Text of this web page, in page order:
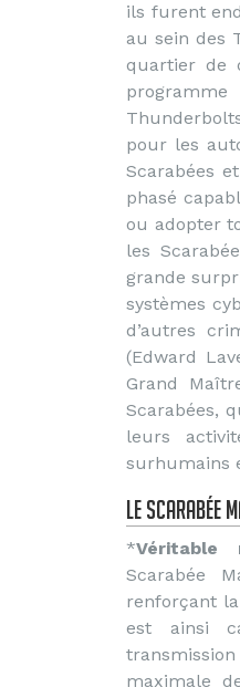
ils furent
au sein des
quartier de
pour les
Scarabées
phasé
ou adopter
les
grande
systèmes
d’autres
(Edward
Grand
Scarabées,
leurs
surhumains
le Scarabée
*Véritable
Scarabée
renforçant
est ainsi
maximale